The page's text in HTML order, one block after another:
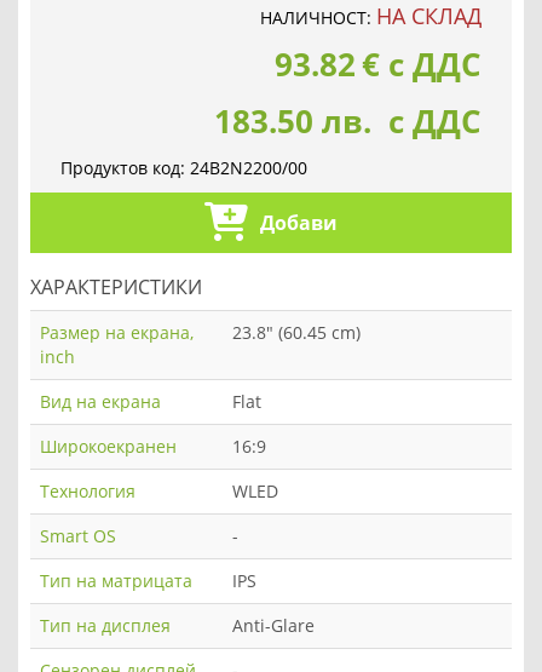
НАЛИЧНОСТ: НА СКЛАД
93.82€ с ДДС
183.50 лв. с ДДС
Продуктов код: 24B2N2200/00
Добави
ХАРАКТЕРИСТИКИ
Размер на екрана,
inch
23.8" (60.45 cm)
Вид на екрана
Flat
Широкоекранен
16:9
Технология
WLED
Smart OS
-
Тип на матрицата
IPS
Тип на дисплея
Anti-Glare